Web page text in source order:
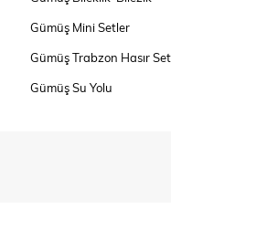
Gümüş Mini Setler
Gümüş Trabzon Hasır Set
Gümüş Su Yolu